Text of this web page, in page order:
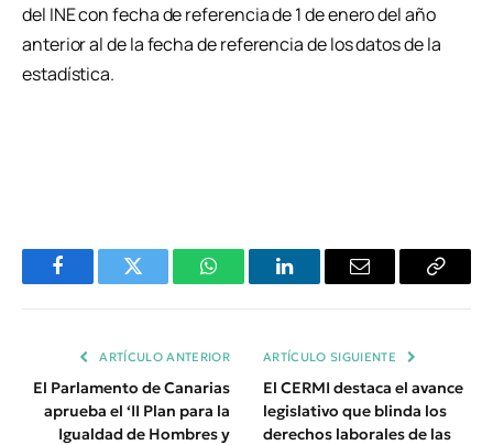
del INE con fecha de referencia de 1 de enero del año
anterior al de la fecha de referencia de los datos de la
estadística.
FacebookTwitter WhatsAppLinkedInEmail
Copiar
ARTÍCULO ANTERIOR
El Parlamento de Canarias
aprueba el ‘II Plan para la
Igualdad de Hombres y
ARTÍCULO SIGUIENTE
El CERMI destaca el avance
legislativo que blinda los
derechos laborales de las